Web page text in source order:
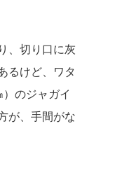
、切り口に灰
るけど、ワタ
のジャガイ
が、手間がな